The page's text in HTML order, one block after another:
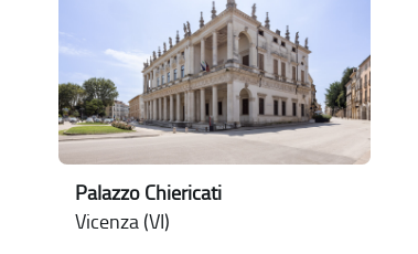
Palazzo Chiericati
Vicenza (VI)